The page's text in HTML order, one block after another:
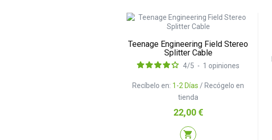
Teenage Engineering Field Stereo
Splitter Cable
Recíbelo en: 1-2 Días / Recógelo en
tienda
4/5 - 1 opiniones
Precio
22,00 €
shopping_cart